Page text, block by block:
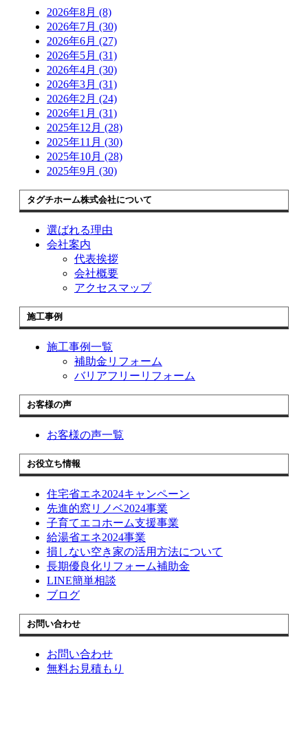
2026年8月 (8)
2026年7月 (30)
2026年6月 (27)
2026年5月 (31)
2026年4月 (30)
2026年3月 (31)
2026年2月 (24)
2026年1月 (31)
2025年12月 (28)
2025年11月 (30)
2025年10月 (28)
2025年9月 (30)
タグチホーム株式会社について
選ばれる理由
会社案内
代表挨拶
会社概要
アクセスマップ
施工事例
施工事例一覧
補助金リフォーム
バリアフリーリフォーム
お客様の声
お客様の声一覧
お役立ち情報
住宅省エネ2024キャンペーン
先進的窓リノベ2024事業
子育てエコホーム支援事業
給湯省エネ2024事業
損しない空き家の活用方法について
長期優良化リフォーム補助金
LINE簡単相談
ブログ
お問い合わせ
お問い合わせ
無料お見積もり